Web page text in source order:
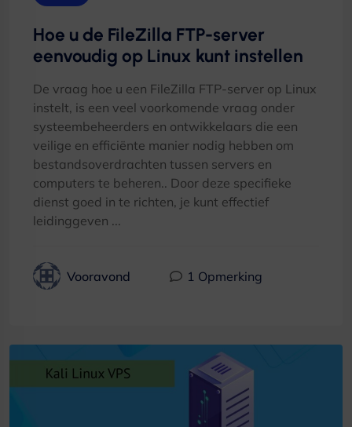
Hoe u de FileZilla FTP-server
eenvoudig op Linux kunt instellen
De vraag hoe u een FileZilla FTP-server op Linux
instelt, is een veel voorkomende vraag onder
systeembeheerders en ontwikkelaars die een
veilige en efficiënte manier nodig hebben om
bestandsoverdrachten tussen servers en
computers te beheren.. Door deze specifieke
dienst goed in te richten, je kunt effectief
leidinggeven ...
Vooravond 1 Opmerking